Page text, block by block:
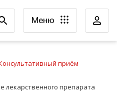
Меню
приём
лекарственного препарата